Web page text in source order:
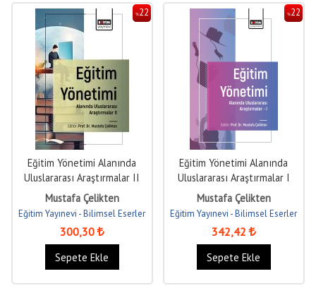
%22
Eğitim Yönetimi Alanında
Uluslararası Araştırmalar II
Mustafa Çelikten
Eğitim Yayınevi - Bilimsel Eserler
300,30
Sepete Ekle
%22
Eğitim Yönetimi Alanında
Uluslararası Araştırmalar I
Mustafa Çelikten
Eğitim Yayınevi - Bilimsel Eserler
342,42
Sepete Ekle